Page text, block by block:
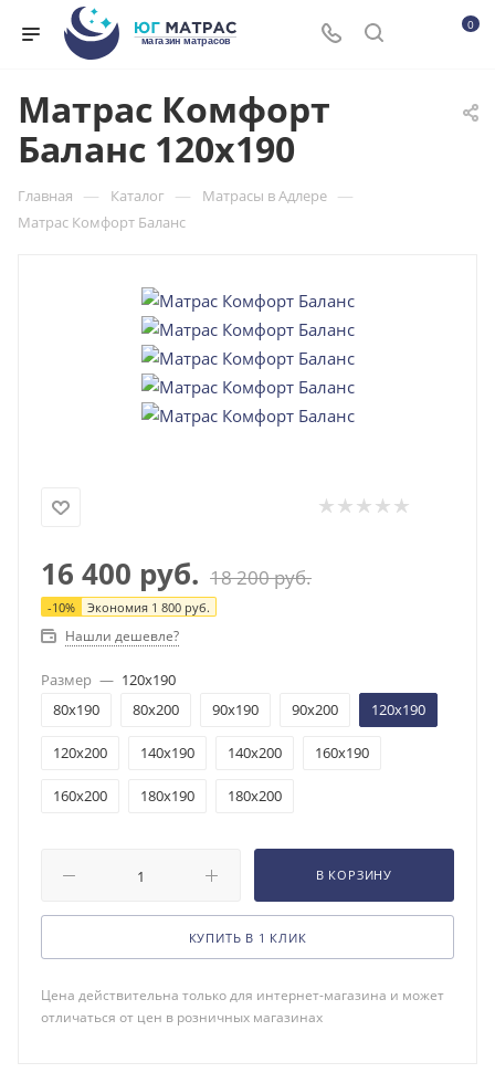
0
Матрас Комфорт
Баланс 120x190
Главная — Каталог — Матрасы в Адлере —
Матрас Комфорт Баланс
16 400 руб. 18 200руб.
-10% Экономия 1 800 руб.
Нашли дешевле?
Размер — 120x190
80x190
80x200 90x190 90x200 120x190
120x200 140x190 140x200 160x190
160x200 180x190 180x200
В КОРЗИНУ
КУПИТЬ В 1 КЛИК
Цена действительна только для интернет-магазина и может
отличаться от цен в розничных магазинах